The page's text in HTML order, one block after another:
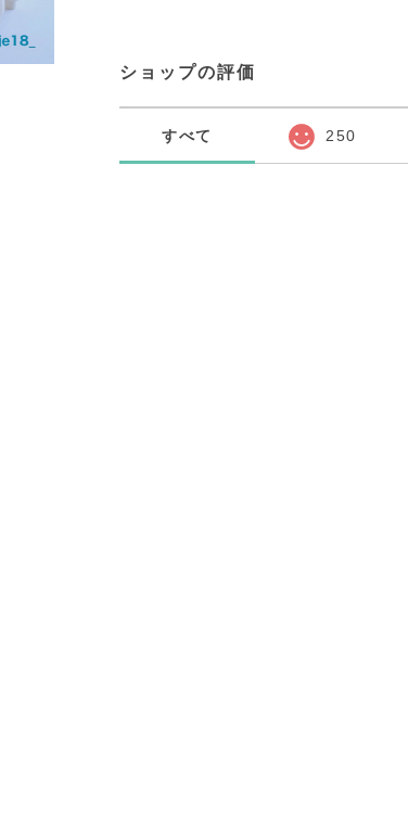
ショップの評価
すべて 250